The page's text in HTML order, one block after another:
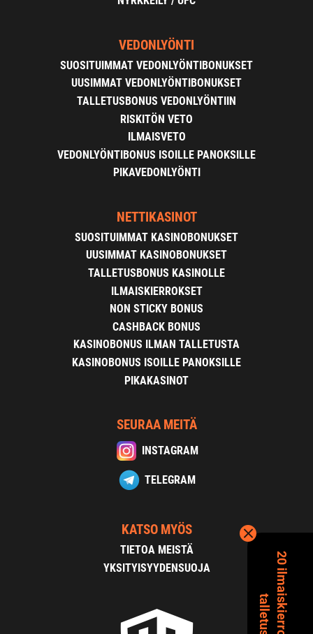
VEDONLYÖNTI
SUOSITUIMMAT VEDONLYÖNTIBONUKSET
UUSIMMAT VEDONLYÖNTIBONUKSET
TALLETUSBONUS VEDONLYÖNTIIN
RISKITÖN VETO
ILMAISVETO
VEDONLYÖNTIBONUS ISOILLE PANOKSILLE
PIKAVEDONLYÖNTI
NETTIKASINOT
SUOSITUIMMAT KASINOBONUKSET
UUSIMMAT KASINOBONUKSET
TALLETUSBONUS KASINOLLE
ILMAISKIERROKSET
NON STICKY BONUS
CASHBACK BONUS
KASINOBONUS ILMAN TALLETUSTA
KASINOBONUS ISOILLE PANOKSILLE
PIKAKASINOT
SEURAA MEITÄ
INSTAGRAM
TELEGRAM
KATSO MYÖS
TIETOA MEISTÄ
YKSITYISYYDENSUOJA
i
t